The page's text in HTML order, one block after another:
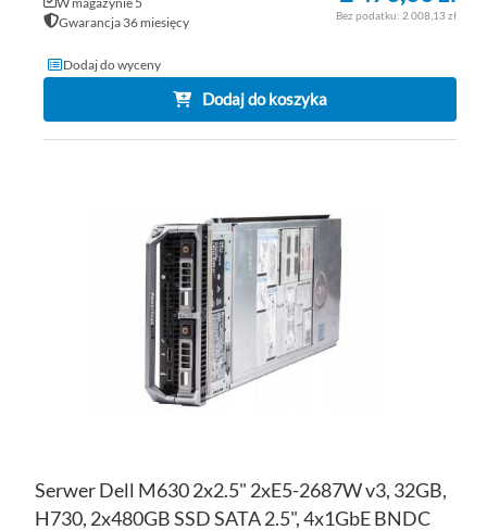
Gwarancja 36 miesięcy
2 008,13 zł
Dodaj do wyceny
Dodaj do koszyka
Serwer Dell M630 2x2.5" 2xE5-2687W v3, 32GB,
H730, 2x480GB SSD SATA 2.5", 4x1GbE BNDC